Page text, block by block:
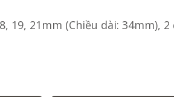
19, 21mm (Chiều dài: 34mm),